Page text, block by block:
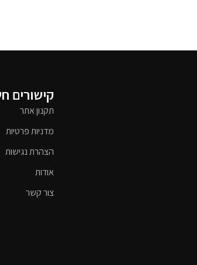
קישורים
תקנון אתר
מדניות פרטיות
הצהרת נגישות
אודות
צור קשר